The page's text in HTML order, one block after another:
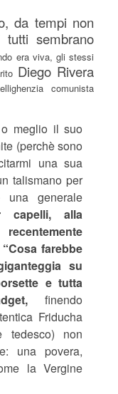
da tempi non
tutti sembrano
era viva, gli stessi
Diego Rivera
comunista
meglio il suo
(perchè sono
una sua
talismano per
una generale
capelli, alla
farebbe
su
e tutta
finendo
Friducha
tedesco) non
una povera,
la Vergine